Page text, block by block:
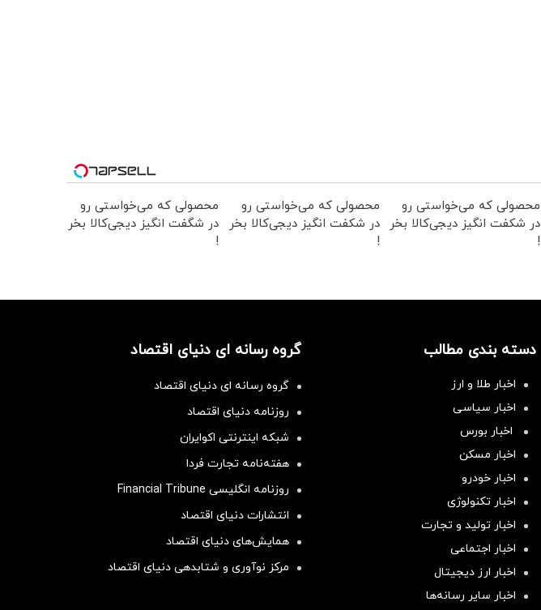
محصولی که می‌خواستی رو
در شکفت انگیز دیجی‌کالا بخر
!
محصولی که می‌خواستی رو
در شکفت انگیز دیجی‌کالا بخر
!
محصولی که می‌خواستی رو
در شگفت انگیز دیجی‌کالا بخر
!
دسته بندی مطالب
اخبار طلا و ارز
اخبار سیاسی
اخبار بورس
اخبار مسکن
اخبار خودرو
اخبار تکنولوژی
اخبار تولید و تجارت
اخبار اجتماعی
اخبار ارز دیجیتال
اخبار سایر رسانه‌‌ها
گروه رسانه ای دنیای اقتصاد
گروه رسانه ای دنیای اقتصاد
روزنامه دنیای اقتصاد
شبکه اینترنتی اکوایران
هفته‌نامه تجارت فردا
روزنامه انگلیسی Financial Tribune
انتشارات دنیای اقتصاد
همایش‌های دنیای اقتصاد
مرکز نوآوری و شتابدهی دنیای اقتصاد